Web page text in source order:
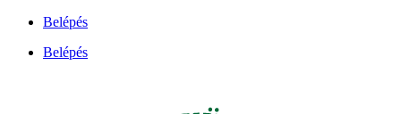
Ugrás
tartalomhoz
Belépés
Belépés